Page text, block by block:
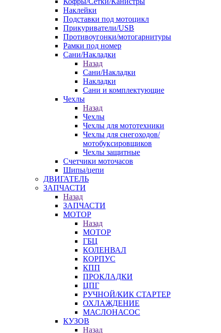
Наклейки
Подставки под мотоцикл
Прикуриватели/USB
Противоугонки/мотогарнитуры
Рамки под номер
Сани/Накладки
Назад
Сани/Накладки
Накладки
Сани и комплектующие
Чехлы
Назад
Чехлы
Чехлы для мототехники
Чехлы для снегоходов/
мотобуксировщиков
Чехлы защитные
Счетчики моточасов
Шипы/цепи
ДВИГАТЕЛЬ
ЗАПЧАСТИ
Назад
ЗАПЧАСТИ
МОТОР
Назад
МОТОР
ГБЦ
КОЛЕНВАЛ
КОРПУС
КПП
ПРОКЛАДКИ
ЦПГ
РУЧНОЙ/КИК СТАРТЕР
ОХЛАЖДЕНИЕ
МАСЛОНАСОС
КУЗОВ
Назад